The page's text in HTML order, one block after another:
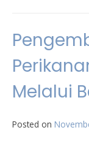
Melalui
Posted on